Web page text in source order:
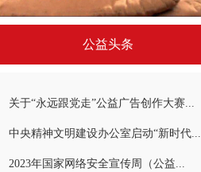
央视春节系列公益广告
公益头条
关于“永远跟党走”公益广告创作大赛...
中央精神文明建设办公室启动“新时代...
2023年国家网络安全宣传周（公益...